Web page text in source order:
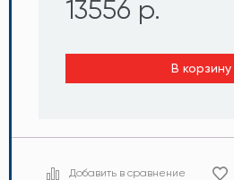
13556 р.
В корзину
Добавить в сравнение